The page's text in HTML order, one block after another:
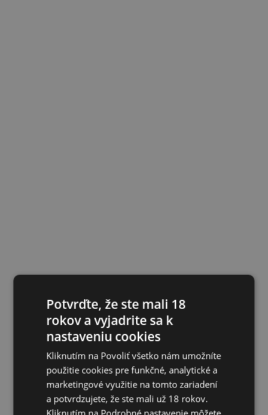
Potvrďte, že ste mali 18
rokov a vyjadrite sa k
nastaveniu cookies
Kliknutím na Povoliť všetko nám umožníte
použitie cookies pre funkčné, analytické a
marketingové využitie na tomto zariadení
a potvrdzujete, že ste mali už 18 rokov.